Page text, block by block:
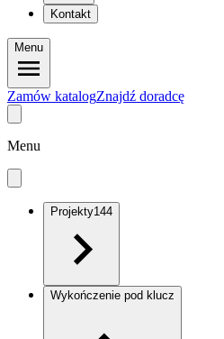
Kontakt
Menu
Zamów katalogZnajdź doradcę
Menu
Projekty144
Wykończenie pod klucz